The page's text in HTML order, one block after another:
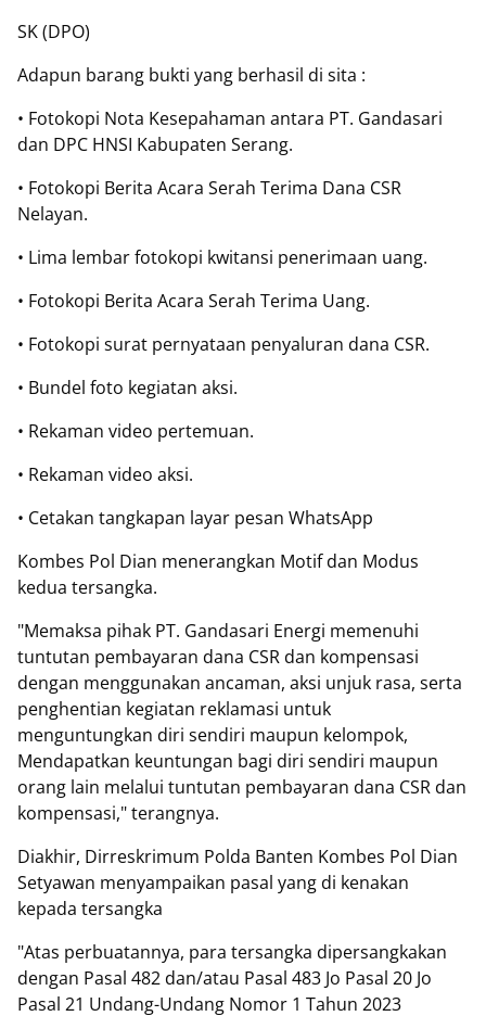
SK (DPO)
Adapun barang bukti yang berhasil di sita :
• Fotokopi Nota Kesepahaman antara PT. Gandasari
dan DPC HNSI Kabupaten Serang.
• Fotokopi Berita Acara Serah Terima Dana CSR
Nelayan.
• Lima lembar fotokopi kwitansi penerimaan uang.
• Fotokopi Berita Acara Serah Terima Uang.
• Fotokopi surat pernyataan penyaluran dana CSR.
• Bundel foto kegiatan aksi.
• Rekaman video pertemuan.
• Rekaman video aksi.
• Cetakan tangkapan layar pesan WhatsApp
Kombes Pol Dian menerangkan Motif dan Modus
kedua tersangka.
"Memaksa pihak PT. Gandasari Energi memenuhi
tuntutan pembayaran dana CSR dan kompensasi
dengan menggunakan ancaman, aksi unjuk rasa, serta
penghentian kegiatan reklamasi untuk
menguntungkan diri sendiri maupun kelompok,
Mendapatkan keuntungan bagi diri sendiri maupun
orang lain melalui tuntutan pembayaran dana CSR dan
kompensasi," terangnya.
Diakhir, Dirreskrimum Polda Banten Kombes Pol Dian
Setyawan menyampaikan pasal yang di kenakan
kepada tersangka
"Atas perbuatannya, para tersangka dipersangkakan
dengan Pasal 482 dan/atau Pasal 483 Jo Pasal 20 Jo
Pasal 21 Undang-Undang Nomor 1 Tahun 2023